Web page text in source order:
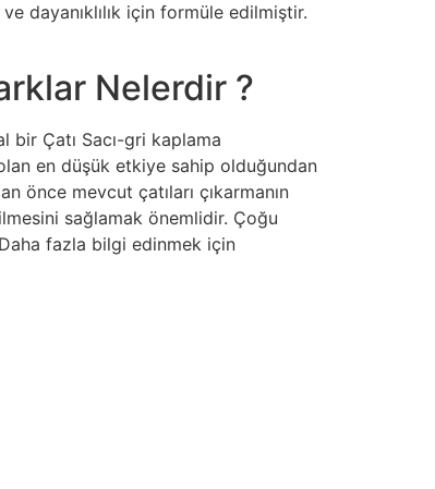
dayanıklılık için formüle edilmiştir.
Nelerdir ?
bir Çatı Sacı-gri kaplama
en düşük etkiye sahip olduğundan
önce mevcut çatıları çıkarmanın
sağlamak önemlidir. Çoğu
fazla bilgi edinmek için